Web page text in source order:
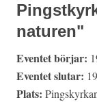
naturen"
Eventet börjar:
Eventet slutar:
Plats: